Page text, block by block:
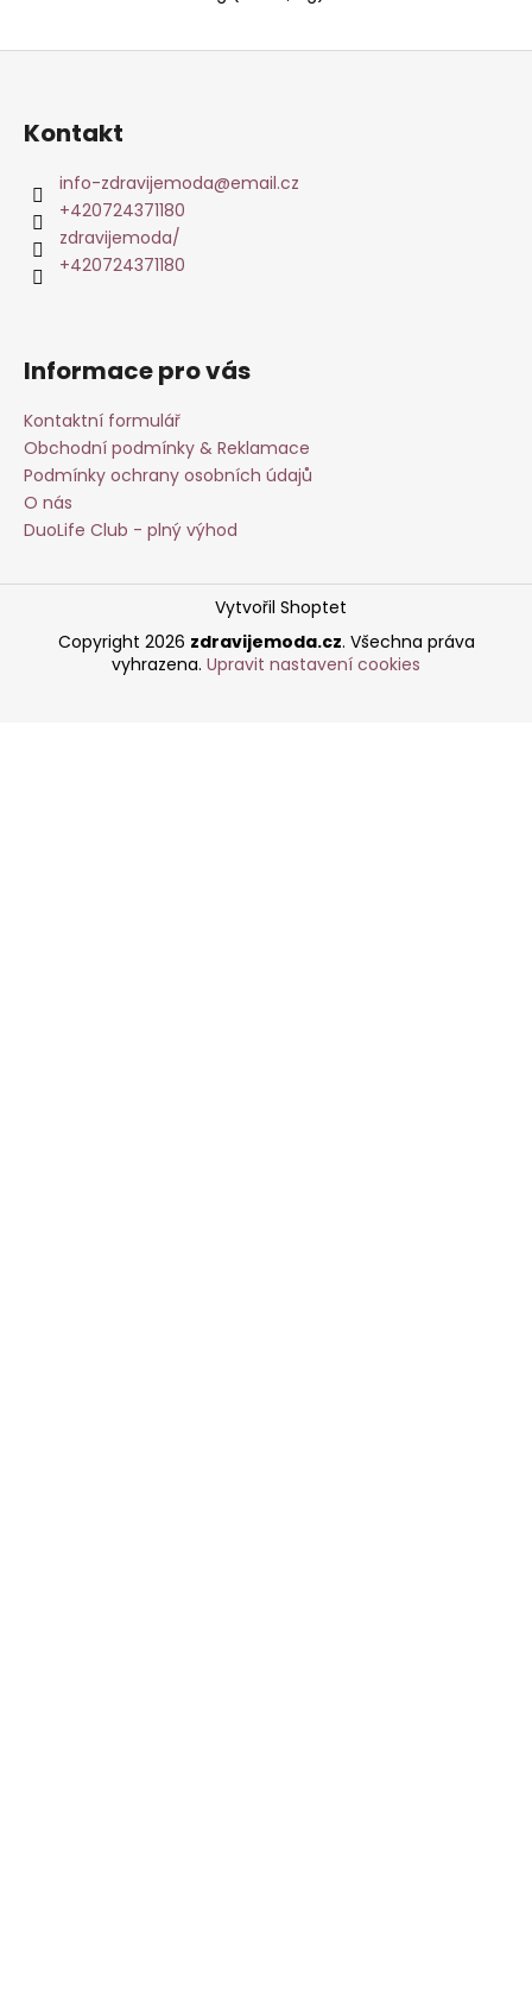
Z
Kontakt
info-zdravijemoda@email.cz
+420724371180
zdravijemoda/
+420724371180
Informace pro vás
Kontaktní formulář
Obchodní podmínky & Reklamace
Podmínky ochrany osobních údajů
O nás
DuoLife Club - plný výhod
Vytvořil Shoptet
Copyright 2026 zdravijemoda.cz. Všechna práva
vyhrazena. Upravit nastavení cookies